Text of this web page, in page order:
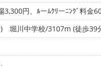
3,300円、ﾙーﾑｸﾘーﾆﾝｸﾞ料金
堀川中学校/3107m (徒歩39